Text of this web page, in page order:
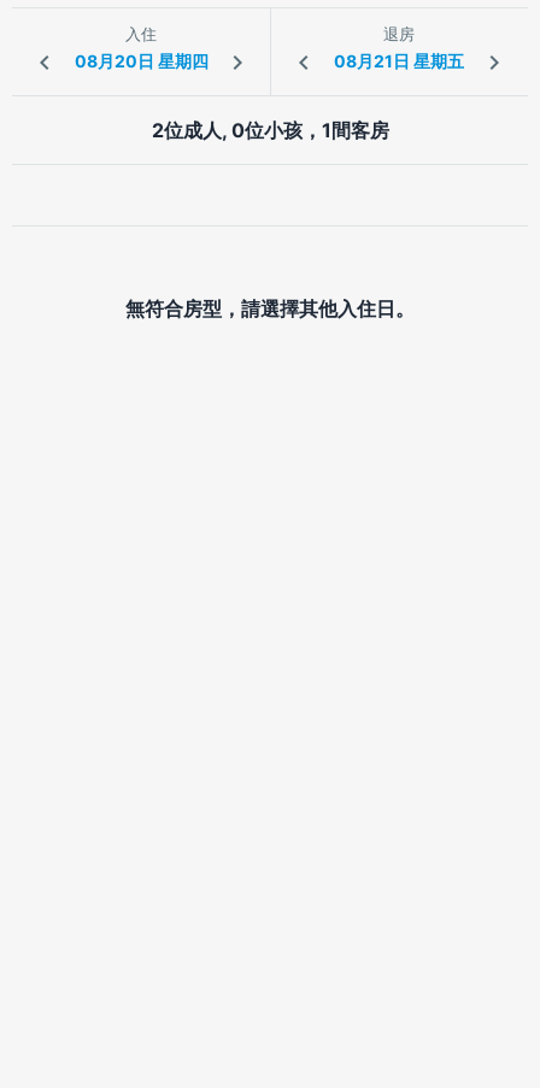
入住 退房
2位成人, 0位小孩，1間客房
無符合房型，請選擇其他入住日。